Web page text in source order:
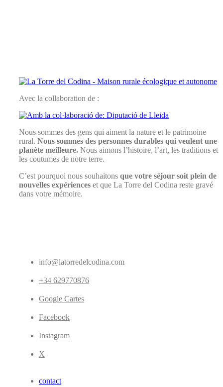
Avec la collaboration de :
Nous sommes des gens qui aiment la nature et le patrimoine
rural. Nous sommes des personnes durables qui veulent une
planète meilleure. Nous aimons l’histoire, l’art, les traditions et
les coutumes de notre terre.
C’est pourquoi nous souhaitons que votre séjour soit plein de
nouvelles expériences et que La Torre del Codina reste gravé
dans votre mémoire.
info@latorredelcodina.com
+34 629770876
Google Cartes
Facebook
Instagram
X
contact